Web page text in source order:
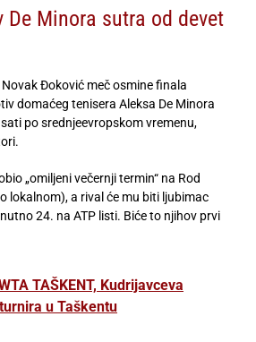
Minora sutra od devet
Đoković meč osmine finala
domaćeg tenisera Aleksa De Minora
po srednjeevropskom vremenu,
„omiljeni večernji termin“ na Rod
lokalnom), a rival će mu biti ljubimac
24. na ATP listi. Biće to njihov prvi
TAŠKENT, Kudrijavceva
u Taškentu